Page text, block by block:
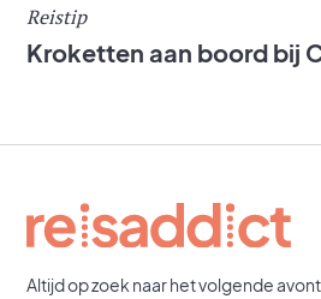
Reistip
Kroketten aan boord bij
Altijd op zoek naar het volgende